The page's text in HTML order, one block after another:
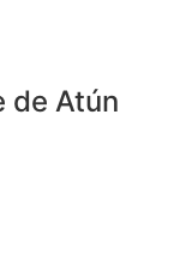
de Atún